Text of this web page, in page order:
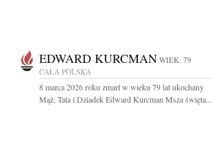
EDWARD KURCMAN WIEK: 79
CAŁA POLSKA
8 marca 2026 roku zmarł w wieku 79 lat ukochany
Mąż, Tata i Dziadek Edward Kurcman Msza święta...